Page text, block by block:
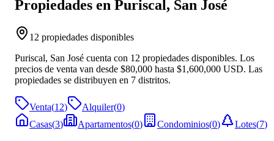
Propiedades en Puriscal, San José
12 propiedades disponibles
Puriscal, San José cuenta con 12 propiedades disponibles. Los
precios de venta van desde $80,000 hasta $1,600,000 USD. Las
propiedades se distribuyen en 7 distritos.
Venta(12) Alquiler(0)
Casas(3) Apartamentos(0) Condominios(0) Lotes(7)